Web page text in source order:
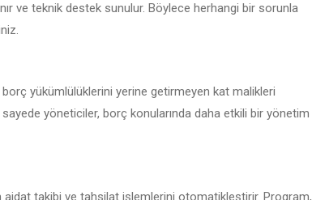
ve teknik destek sunulur. Böylece herhangi bir sorunla
yükümlülüklerini yerine getirmeyen kat malikleri
yöneticiler, borç konularında daha etkili bir yönetim
takibi ve tahsilat işlemlerini otomatikleştirir. Program,